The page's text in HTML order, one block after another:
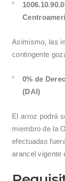
Asimismo, las
contingente
0% de
(DAI)
El arroz podrá
miembro de la
efectuadas
arancel vigente